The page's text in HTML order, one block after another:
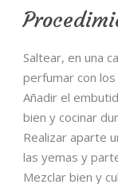
Saltear, en una
perfumar con los
Añadir el
bien y cocinar
Realizar aparte
las yemas y
Mezclar bien y